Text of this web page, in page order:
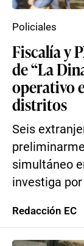
Fiscalía y
de “La
operativo
distritos
Seis
simultáneo
investiga
Policiales
Redacción EC